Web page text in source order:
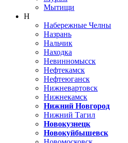
Мытищи
Н
Набережные Челны
Назрань
Нальчик
Находка
Невинномысск
Нефтекамск
Нефтеюганск
Нижневартовск
Нижнекамск
Нижний Новгород
Нижний Тагил
Новокузнецк
Новокуйбышевск